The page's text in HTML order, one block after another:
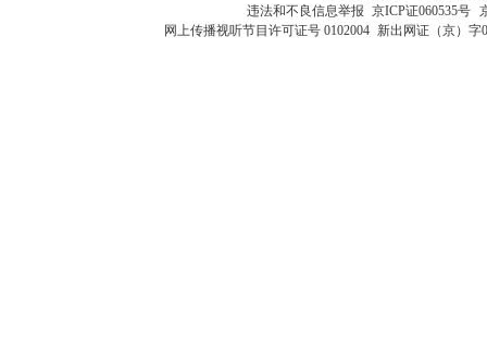
违法和不良信息举报 京ICP证060535号
网上传播视听节目许可证号 0102004 新出网证（京）